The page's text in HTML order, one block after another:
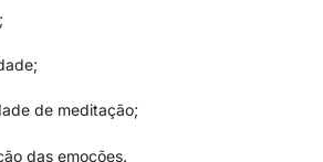
de meditação;
das emoções.